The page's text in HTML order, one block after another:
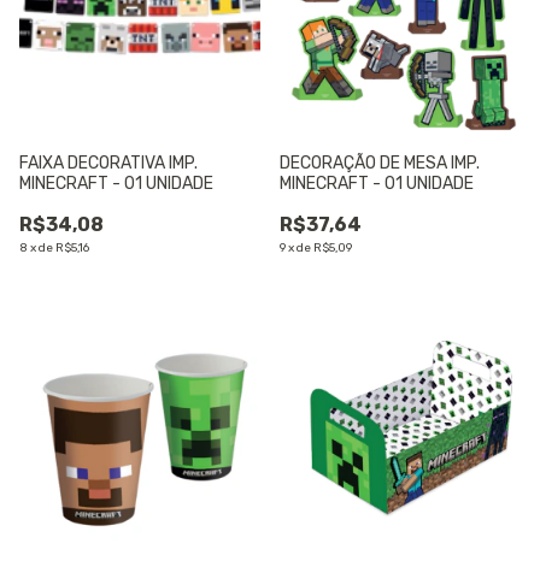
FAIXA DECORATIVA IMP.
MINECRAFT - 01 UNIDADE
R$34,08
8 xde R$5,16
DECORAÇÃO DE MESA IMP.
MINECRAFT - 01 UNIDADE
R$37,64
9xde R$5,09